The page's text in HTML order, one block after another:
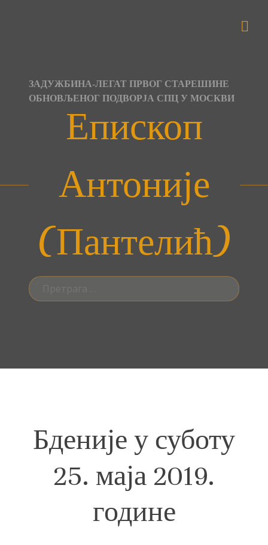
ЗАДУЖБИНА-ЛЕГАТ ПРВОГ СТАРЕШИНЕ
ОБНОВЉЕНОГ ПОДВОРЈА СПЦ У МОСКВИ
Епископ
Антоније
(Пантелић)
Претрага
за:
Бденије у суботу
25. маја 2019.
године